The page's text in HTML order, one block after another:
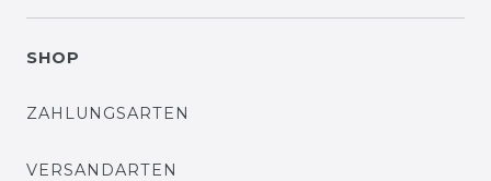
SHOP
ZAHLUNGSARTEN
VERSANDARTEN